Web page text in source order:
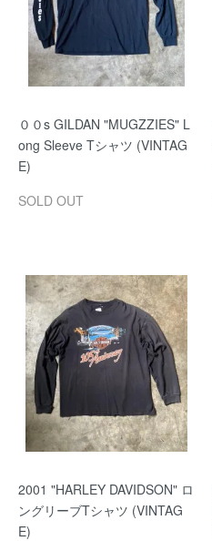
００s GILDAN "MUGZZIES" L
ong Sleeve Tシャツ (VINTAG
E)
SOLD OUT
2001 "HARLEY DAVIDSON" ロ
ングリーブTシャツ (VINTAG
E)